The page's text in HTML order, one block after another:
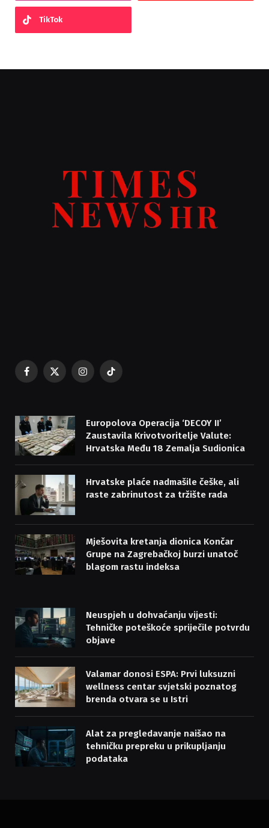
TikTok
Facebook
X
Instagram
TikTok
Europolova Operacija ‘DECOY II’
Zaustavila Krivotvoritelje Valute:
Hrvatska Među 18 Zemalja Sudionica
Hrvatske plaće nadmašile češke, ali
raste zabrinutost za tržište rada
Mješovita kretanja dionica Končar
Grupe na Zagrebačkoj burzi unatoč
blagom rastu indeksa
Neuspjeh u dohvaćanju vijesti:
Tehničke poteškoće spriječile potvrdu
objave
Valamar donosi ESPA: Prvi luksuzni
wellness centar svjetski poznatog
brenda otvara se u Istri
Alat za pregledavanje naišao na
tehničku prepreku u prikupljanju
podataka